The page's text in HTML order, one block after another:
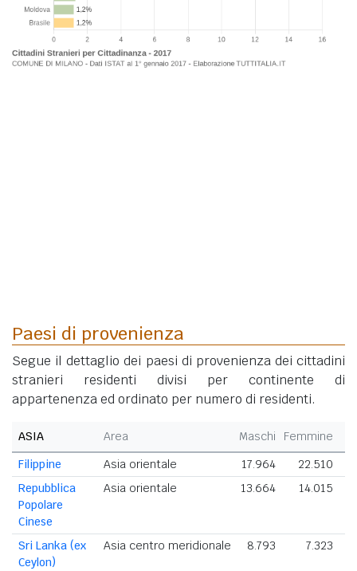
Paesi di provenienza
Segue il dettaglio dei paesi di provenienza dei cittadini
stranieri residenti divisi per continente di
appartenenza ed ordinato per numero di residenti.
ASIA Area Maschi Femmine
Filippine
Asia orientale 17.964 22.510
Repubblica
Popolare
Cinese
Asia orientale 13.664 14.015
Sri Lanka (ex
Ceylon)
Asia centro meridionale 8.793 7.323